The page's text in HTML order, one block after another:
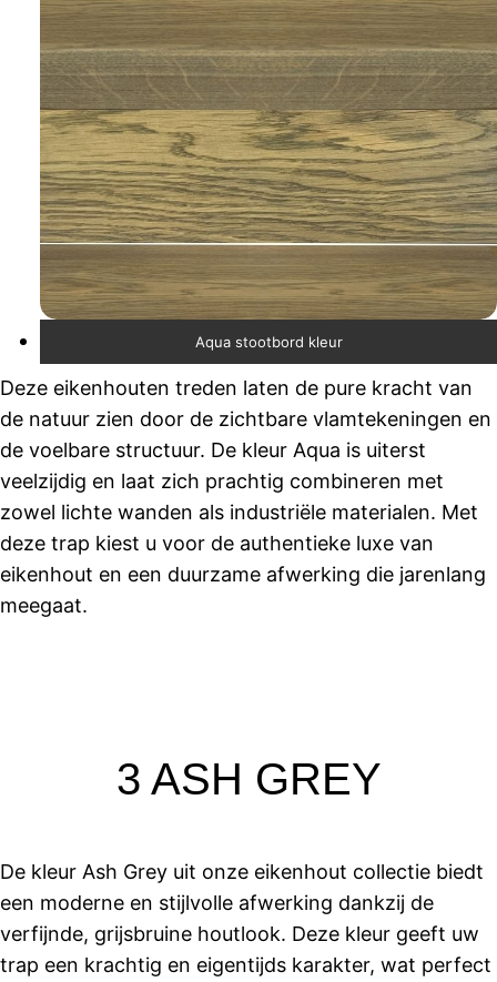
Aqua stootbord kleur
Deze eikenhouten treden laten de pure kracht van
de natuur zien door de zichtbare vlamtekeningen en
de voelbare structuur. De kleur Aqua is uiterst
veelzijdig en laat zich prachtig combineren met
zowel lichte wanden als industriële materialen. Met
deze trap kiest u voor de authentieke luxe van
eikenhout en een duurzame afwerking die jarenlang
meegaat.
3 ASH GREY
De kleur Ash Grey uit onze eikenhout collectie biedt
een moderne en stijlvolle afwerking dankzij de
verfijnde, grijsbruine houtlook. Deze kleur geeft uw
trap een krachtig en eigentijds karakter, wat perfect